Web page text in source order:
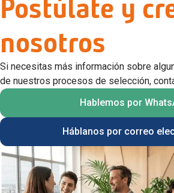
Postúlate y
nosotros
Si necesitas más información sobre
de nuestros procesos de selección,
Hablemos por
Háblanos por correo